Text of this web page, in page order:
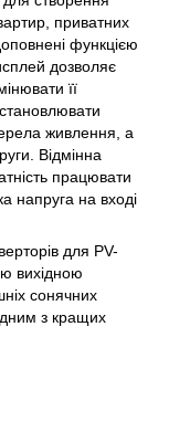
приватних
функцією
дозволяє
її
живлення, а
Відмінна
працювати
напруга на вході
для PV-
вихідною
сонячних
з кращих